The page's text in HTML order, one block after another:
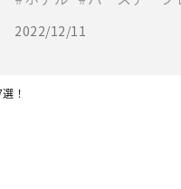
2022/12/11
！